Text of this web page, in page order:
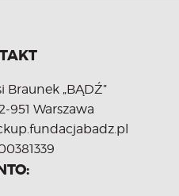
Braunek „BĄDŹ”
951 Warszawa